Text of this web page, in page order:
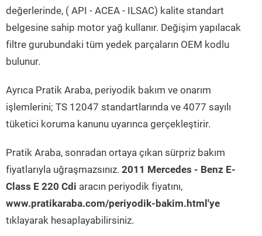
değerlerinde, ( API - ACEA - ILSAC) kalite standart
belgesine sahip motor yağ kullanır. Değişim yapılacak
filtre gurubundaki tüm yedek parçaların OEM kodlu
bulunur.
Ayrıca Pratik Araba, periyodik bakım ve onarım
işlemlerini; TS 12047 standartlarında ve 4077 sayılı
tüketici koruma kanunu uyarınca gerçekleştirir.
Pratik Araba, sonradan ortaya çıkan sürpriz bakım
fiyatlarıyla uğraşmazsınız. 2011 Mercedes - Benz E-
Class E 220 Cdi aracın periyodik fiyatını,
www.pratikaraba.com/periyodik-bakim.html'ye
tıklayarak hesaplayabilirsiniz.